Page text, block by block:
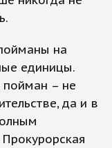
на
единицы.
пойман – не
да и в